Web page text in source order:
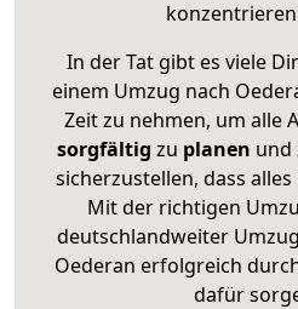
In der Tat gibt es viele
einem Umzug nach
Zeit zu nehmen, um alle
sorgfältig zu planen und
sicherzustellen, dass
Mit der richtigen
deutschlandweiter
Oederan erfolgreich
dafür